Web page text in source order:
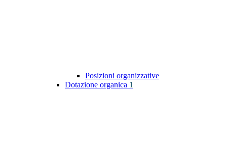
Posizioni organizzative
Dotazione organica 1